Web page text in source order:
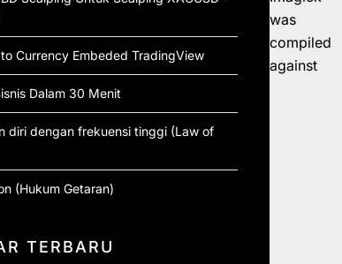
Currency Embeded TradingView
Dalam 30 Menit
diri dengan frekuensi tinggi (Law of
(Hukum Getaran)
TERBARU
was
compiled
against